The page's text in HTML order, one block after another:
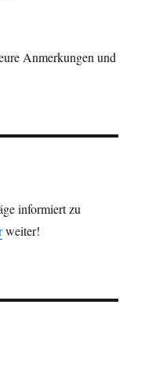
Anmerkungen und
informiert zu
weiter!